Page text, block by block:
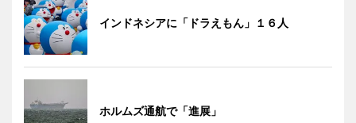
インドネシアに「ドラえもん」１６人
ホルムズ通航で「進展」